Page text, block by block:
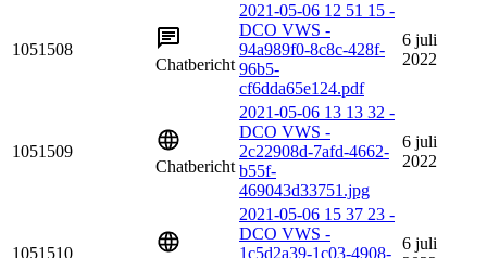
1051508
Chatbericht
2021-05-06 12 51 15 -
DCO VWS -
94a989f0-8c8c-428f-
96b5-
cf6dda65e124.pdf
6 juli
2022
1051509
Chatbericht
2021-05-06 13 13 32 -
DCO VWS -
2c22908d-7afd-4662-
b55f-
469043d33751.jpg
6 juli
2022
1051510
2021-05-06 15 37 23 -
DCO VWS -
1c5d2a39-1c03-4908-
6 juli